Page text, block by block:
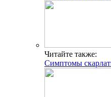
Читайте также:
Симптомы